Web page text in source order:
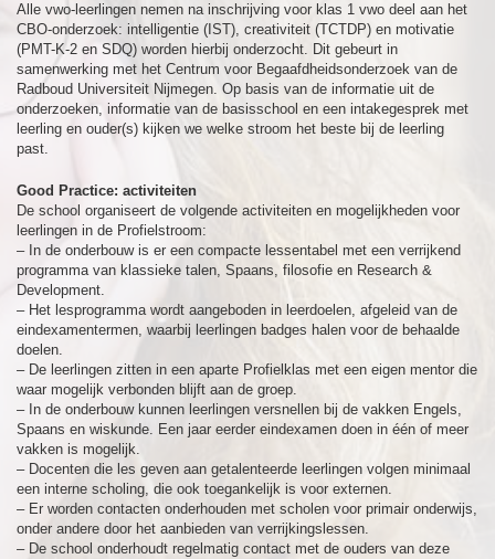
Alle vwo-leerlingen nemen na inschrijving voor klas 1 vwo deel aan het
CBO-onderzoek: intelligentie (IST), creativiteit (TCTDP) en motivatie
(PMT-K-2 en SDQ) worden hierbij onderzocht. Dit gebeurt in
samenwerking met het Centrum voor Begaafdheidsonderzoek van de
Radboud Universiteit Nijmegen. Op basis van de informatie uit de
onderzoeken, informatie van de basisschool en een intakegesprek met
leerling en ouder(s) kijken we welke stroom het beste bij de leerling
past.
Good Practice: activiteiten
De school organiseert de volgende activiteiten en mogelijkheden voor
leerlingen in de Profielstroom:
– In de onderbouw is er een compacte lessentabel met een verrijkend
programma van klassieke talen, Spaans, filosofie en Research &
Development.
– Het lesprogramma wordt aangeboden in leerdoelen, afgeleid van de
eindexamentermen, waarbij leerlingen badges halen voor de behaalde
doelen.
– De leerlingen zitten in een aparte Profielklas met een eigen mentor die
waar mogelijk verbonden blijft aan de groep.
– In de onderbouw kunnen leerlingen versnellen bij de vakken Engels,
Spaans en wiskunde. Een jaar eerder eindexamen doen in één of meer
vakken is mogelijk.
– Docenten die les geven aan getalenteerde leerlingen volgen minimaal
een interne scholing, die ook toegankelijk is voor externen.
– Er worden contacten onderhouden met scholen voor primair onderwijs,
onder andere door het aanbieden van verrijkingslessen.
– De school onderhoudt regelmatig contact met de ouders van deze